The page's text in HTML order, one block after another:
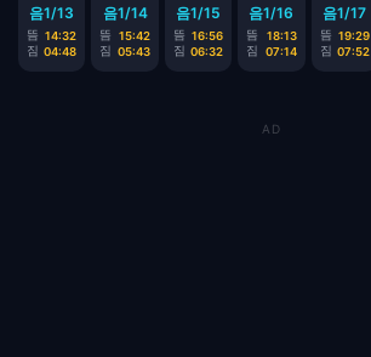
음1/13
뜸 14:32
짐 04:48
음1/14
뜸
15:42
짐 05:43
음1/15
뜸 16:56
짐 06:32
음1/16
뜸
18:13
짐
07:14
음1/17
뜸 19:29
짐 07:52
AD